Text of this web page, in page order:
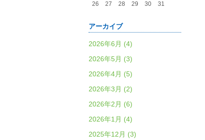
26
27 28 29 30 31
アーカイブ
2026年6月 (4)
2026年5月 (3)
2026年4月 (5)
2026年3月 (2)
2026年2月 (6)
2026年1月 (4)
2025年12月 (3)